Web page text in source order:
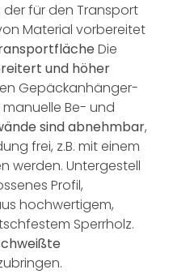
für den Transport
Material vorbereitet
Die
und höher
Gepäckanhänger-
Be- und
sind abnehmbar,
frei, z.B. mit einem
werden. Untergestell
Profil,
hochwertigem,
Sperrholz.